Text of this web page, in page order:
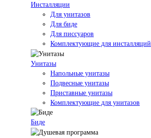
Инсталляции
Для унитазов
Для биде
Для писсуаров
Комплектующие для инсталляций
Унитазы
Напольные унитазы
Подвесные унитазы
Приставные унитазы
Комплектующие для унитазов
Биде